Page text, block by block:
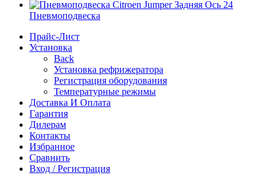
Пневмоподвеска
Прайс-Лист
Установка
Back
Установка рефрижератора
Регистрация оборудования
Температурные режимы
Доставка И Оплата
Гарантия
Дилерам
Контакты
Избранное
Сравнить
Вход / Регистрация